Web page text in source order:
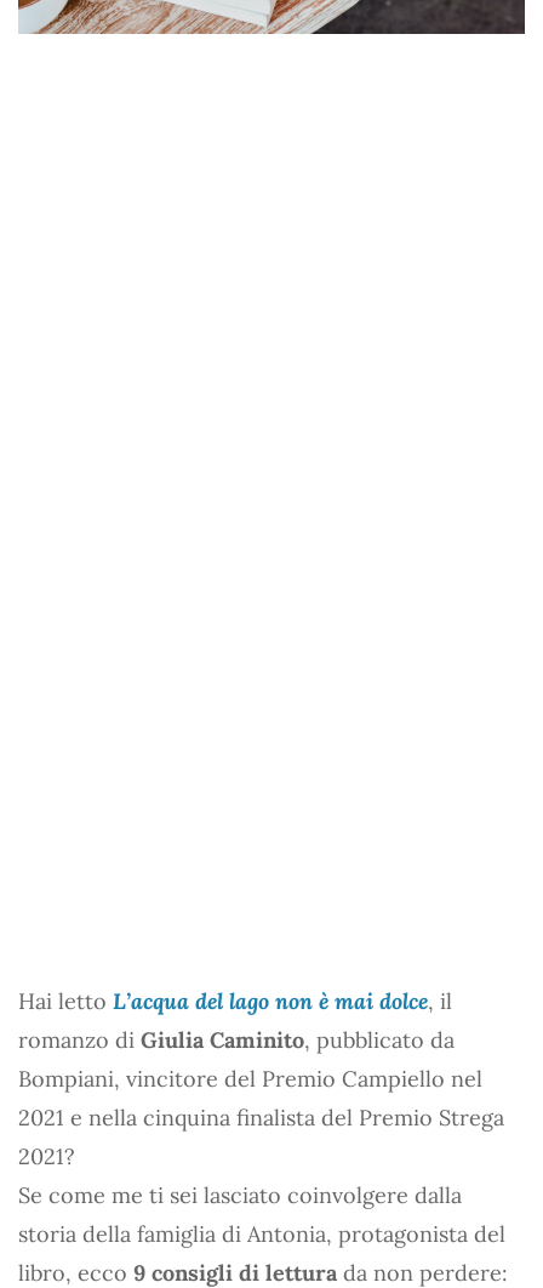
Hai letto L’acqua del lago non è mai dolce, il
romanzo di Giulia Caminito, pubblicato da
Bompiani, vincitore del Premio Campiello nel
2021 e nella cinquina finalista del Premio Strega
2021?
Se come me ti sei lasciato coinvolgere dalla
storia della famiglia di Antonia, protagonista del
libro, ecco 9 consigli di lettura da non perdere: